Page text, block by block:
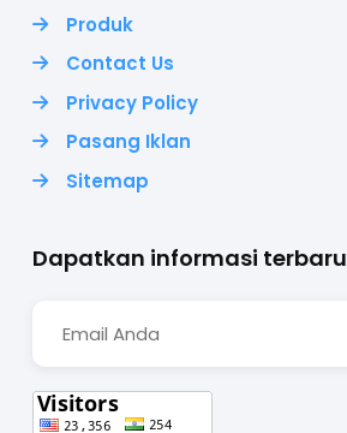
Produk
Contact Us
Privacy Policy
Pasang Iklan
Sitemap
Dapatkan informasi terbaru